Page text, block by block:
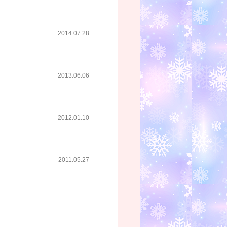
2014.07.28
2013.06.06
2012.01.10
2011.05.27